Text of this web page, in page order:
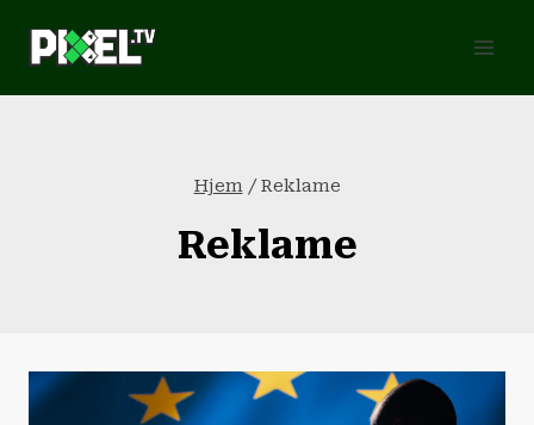
Hjem / Reklame
Reklame